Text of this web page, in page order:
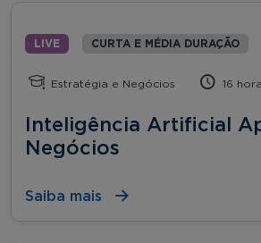
LIVE CURTA E MÉDIA DURAÇÃO
Estratégia e Negócios 16
Inteligência Artificial
Negócios
Saiba mais